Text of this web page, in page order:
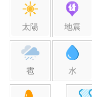
太陽 地震
雹 水